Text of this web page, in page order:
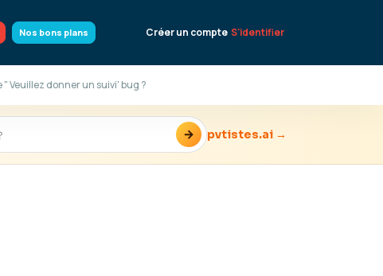
Nos bons plans Créer un compte S'identifier
Veuillez donner un suivi' bug ?
→ pvtistes.ai →